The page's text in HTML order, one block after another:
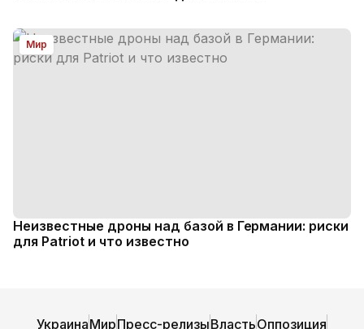
Мир
Неизвестные дроны над базой в Германии: риски
для Patriot и что известно
УкраинаМирПресс-релизыВластьОппозиция